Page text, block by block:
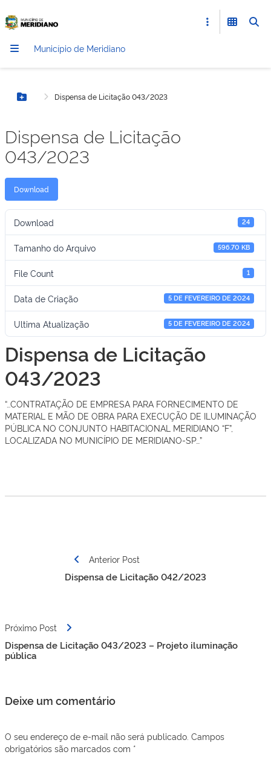
Município de Meridiano
Botão MenuDispensa de Licitação 043/2023
Dispensa de Licitação
043/2023
Download
Download 24
Tamanho do Arquivo 596.70 KB
File Count 1
Data de Criação 5 DE FEVEREIRO DE 2024
Ultima Atualização 5 DE FEVEREIRO DE 2024
Dispensa de Licitação
043/2023
“…CONTRATAÇÃO DE EMPRESA PARA FORNECIMENTO DE
MATERIAL E MÃO DE OBRA PARA EXECUÇÃO DE ILUMINAÇÃO
PÚBLICA NO CONJUNTO HABITACIONAL MERIDIANO “F”,
LOCALIZADA NO MUNICÍPIO DE MERIDIANO-SP…”
Navegação
Anterior Post
Dispensa de Licitação 042/2023
Próximo Post
Dispensa de Licitação 043/2023 – Projeto iluminação
pública
Deixe um comentário
O seu endereço de e-mail não será publicado. Campos
obrigatórios são marcados com *